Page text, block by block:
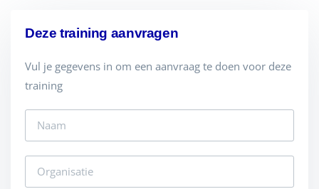
Deze training aanvragen
Vul je gegevens in om een aanvraag te doen voor deze
training